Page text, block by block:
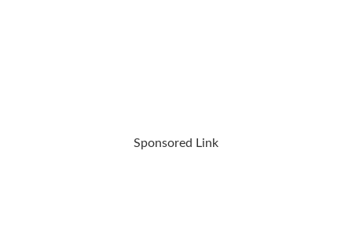
Sponsored Link